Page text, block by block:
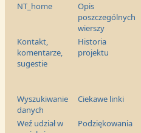
NT_home
Opis
poszczególnych
wierszy
Kontakt,
komentarze,
sugestie
Historia
projektu
Wyszukiwanie
danych
Ciekawe linki
Weź udział w
Podziękowania